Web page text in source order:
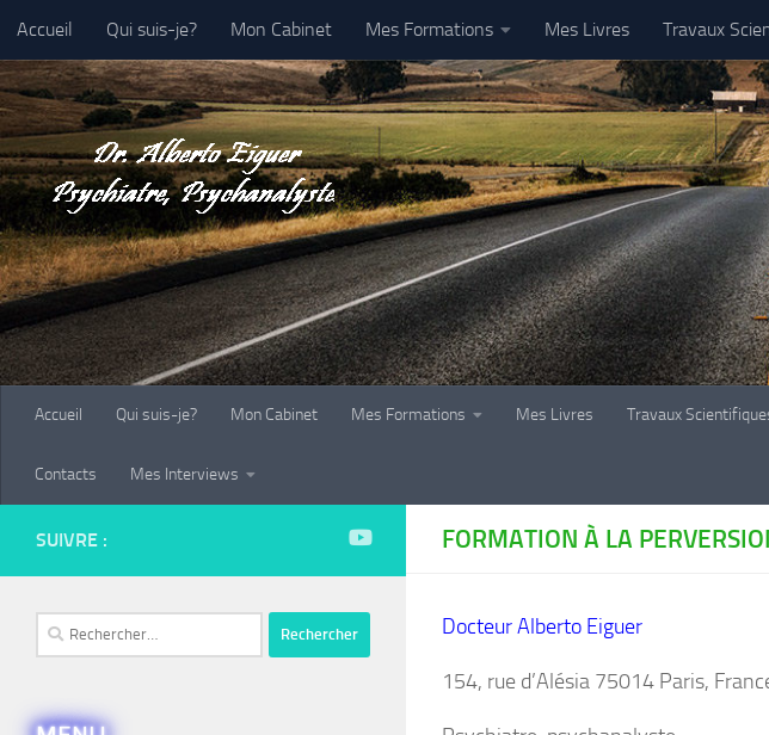
Au dessous du contenu
Accueil Qui suis-je? Mon Cabinet Mes Formations Mes Livres Travaux
Galerie-Photo Contacts Mes Interviews
Accueil Qui suis-je? Mon Cabinet Mes Formations Mes Livres Travaux
Contacts Mes Interviews
FORMATION À LA
Docteur Alberto Eiguer
154, rue d’Alésia 75014 Paris,
SUIVRE :
Rechercher :